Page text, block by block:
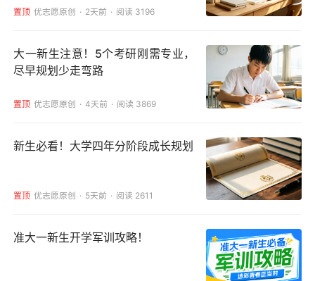
置顶 优志愿原创 2天前 阅读 3196
大一新生注意！5个考研刚需专业，
尽早规划少走弯路
置顶 优志愿原创 4天前 阅读 3869
新生必看！大学四年分阶段成长规划
置顶 优志愿原创 5天前 阅读 2611
准大一新生开学军训攻略！